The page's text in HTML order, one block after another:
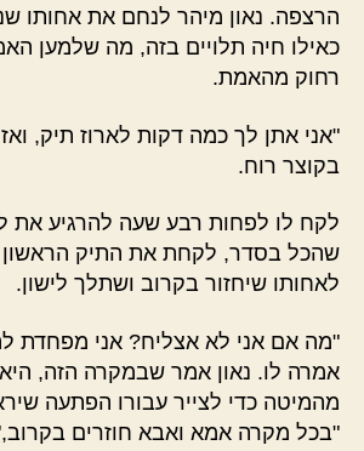
הרצפה. נאון מיהר לנחם את אחותו
כאילו חיה תלויים בזה, מה שלמען
רחוק מהאמת.
"אני אתן לך כמה דקות לארוז תיק,
בקוצר רוח.
לקח לו לפחות רבע שעה להרגיע את
שהכל בסדר, לקחת את התיק
לאחותו שיחזור בקרוב ושתלך לישון.
"מה אם אני לא אצליח? אני מפחדת
אמרה לו. נאון אמר שבמקרה הזה, היא
מהמיטה כדי לצייר עבורו הפתעה
"בכל מקרה אמא ואבא חוזרים